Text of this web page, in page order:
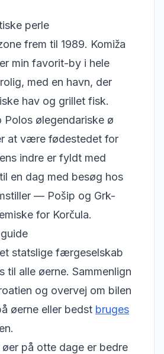
perle
frem til 1989. Komiža
min favorit-by i hele
med en havn, der
hav og grillet fisk.
Polos ølegendariske ø
at være fødestedet for
indre er fyldt med
en dag med besøg hos
— Pošip og Grk-
for Korčula.
statslige færgeselskab
til alle øerne. Sammenlign
og overvej om bilen
øerne eller bedst bruges
øer på otte dage er bedre